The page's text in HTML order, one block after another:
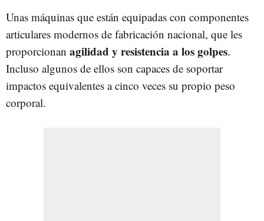
Unas máquinas que están equipadas con componentes
articulares modernos de fabricación nacional, que les
proporcionan agilidad y resistencia a los golpes.
Incluso algunos de ellos son capaces de soportar
impactos equivalentes a cinco veces su propio peso
corporal.